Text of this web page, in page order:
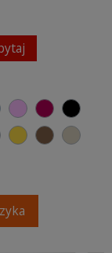
niebieski
różowymalinowy
zieleń
niebieski
szarymusztardowy
brązowy